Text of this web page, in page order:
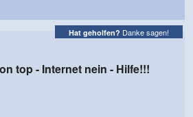
Hat geholfen? Danke sagen!
top - Internet nein - Hilfe!!!